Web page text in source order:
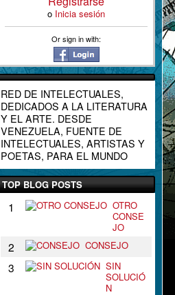
o Inicia sesión
Or sign in with:
RED DE INTELECTUALES,
DEDICADOS A LA LITERATURA
Y EL ARTE. DESDE
VENEZUELA, FUENTE DE
INTELECTUALES, ARTISTAS Y
POETAS, PARA EL MUNDO
TOP BLOG POSTS
1
OTRO
CONSE
JO
2 CONSEJO
3
SIN
SOLUCIÓ
N